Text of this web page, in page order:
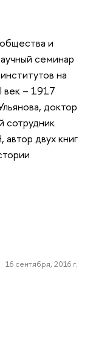
и
семинар
на
век – 1917
доктор
сотрудник
двух книг
16 сентября, 2016 г.